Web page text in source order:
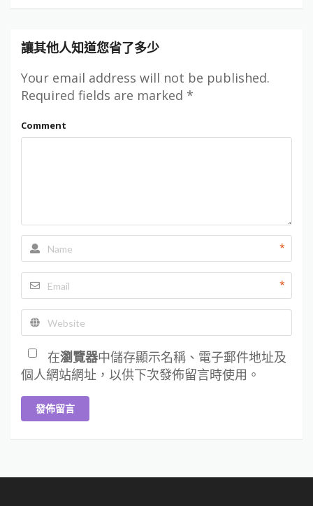
讓其他人知道您省了多少
Your email address will not be published.
Required fields are marked *
Comment
*
*
在瀏覽器中儲存顯示名稱、電子郵件地址及
個人網站網址，以供下次發佈留言時使用。
發佈留言